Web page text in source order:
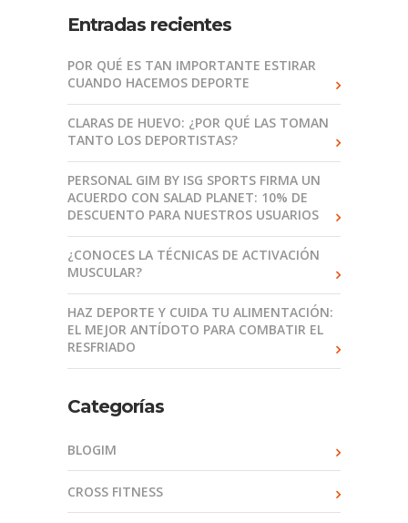
Entradas recientes
POR QUÉ ES TAN IMPORTANTE ESTIRAR
CUANDO HACEMOS DEPORTE
CLARAS DE HUEVO: ¿POR QUÉ LAS TOMAN
TANTO LOS DEPORTISTAS?
PERSONAL GIM BY ISG SPORTS FIRMA UN
ACUERDO CON SALAD PLANET: 10% DE
DESCUENTO PARA NUESTROS USUARIOS
¿CONOCES LA TÉCNICAS DE ACTIVACIÓN
MUSCULAR?
HAZ DEPORTE Y CUIDA TU ALIMENTACIÓN:
EL MEJOR ANTÍDOTO PARA COMBATIR EL
RESFRIADO
Categorías
BLOGIM
CROSS FITNESS